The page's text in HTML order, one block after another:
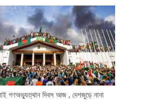
গণঅভ্যুত্থান দিবস আজ , দেশজুড়ে নানা